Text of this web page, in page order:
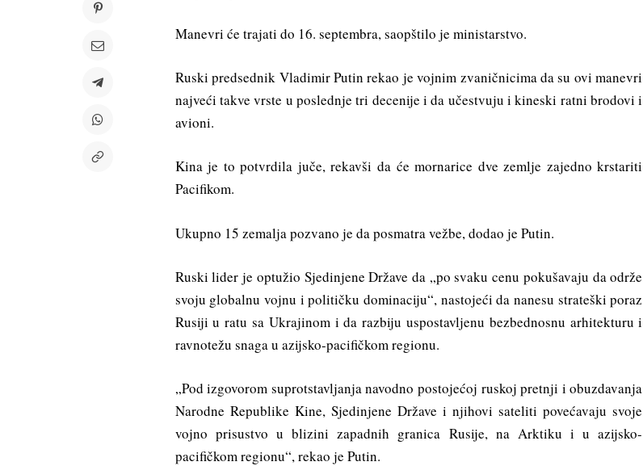
Manevri će trajati do 16. septembra, saopštilo je ministarstvo.
Ruski predsednik Vladimir Putin rekao je vojnim zvaničnicima da su ovi manevri
najveći takve vrste u poslednje tri decenije i da učestvuju i kineski ratni brodovi i
avioni.
Kina je to potvrdila juče, rekavši da će mornarice dve zemlje zajedno krstariti
Pacifikom.
Ukupno 15 zemalja pozvano je da posmatra vežbe, dodao je Putin.
Ruski lider je optužio Sjedinjene Države da „po svaku cenu pokušavaju da održe
svoju globalnu vojnu i političku dominaciju“, nastojeći da nanesu strateški poraz
Rusiji u ratu sa Ukrajinom i da razbiju uspostavljenu bezbednosnu arhitekturu i
ravnotežu snaga u azijsko-pacifičkom regionu.
„Pod izgovorom suprotstavljanja navodno postojećoj ruskoj pretnji i obuzdavanja
Narodne Republike Kine, Sjedinjene Države i njihovi sateliti povećavaju svoje
vojno prisustvo u blizini zapadnih granica Rusije, na Arktiku i u azijsko-
pacifičkom regionu“, rekao je Putin.